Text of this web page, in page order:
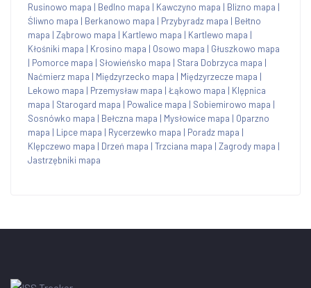
Rusinowo mapa | Bedlno mapa | Kawczyno mapa | Blizno mapa |
Śliwno mapa | Berkanowo mapa | Przybyradz mapa | Bełtno
mapa | Ząbrowo mapa | Kartlewo mapa | Kartlewo mapa |
Kłośniki mapa | Krosino mapa | Osowo mapa | Głuszkowo mapa
| Pomorce mapa | Słowieńsko mapa | Stara Dobrzyca mapa |
Naćmierz mapa | Międzyrzecko mapa | Międzyrzecze mapa |
Lekowo mapa | Przemysław mapa | Łąkowo mapa | Klępnica
mapa | Starogard mapa | Powalice mapa | Sobiemirowo mapa |
Sosnówko mapa | Bełczna mapa | Mysłowice mapa | Oparzno
mapa | Lipce mapa | Rycerzewko mapa | Poradz mapa |
Klępczewo mapa | Drzeń mapa | Trzciana mapa | Zagrody mapa |
Jastrzębniki mapa